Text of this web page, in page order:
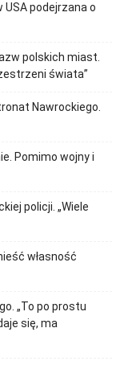
USA podejrzana o
polskich miast.
świata”
Nawrockiego.
Pomimo wojny i
policji. „Wiele
własność
„To po prostu
się, ma